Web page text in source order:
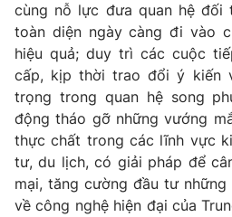
Chuyên mục khác
Emagazine
Photo
Video
VTV Money
cùng nỗ lực đưa quan hệ đối
toàn diện ngày càng đi vào
hiệu quả; duy trì các cuộc
cấp, kịp thời trao đổi ý kiến
trọng trong quan hệ song
động tháo gỡ những vướng
thực chất trong các lĩnh vực
tư, du lịch, có giải pháp để
mại, tăng cường đầu tư
về công nghệ hiện đại của